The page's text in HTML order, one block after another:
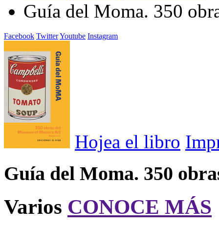
Guía del Moma. 350
Facebook TwitterYoutube Instagram
Hojea el libro
Guía del Moma. 350
Varios CONOCE MÁS